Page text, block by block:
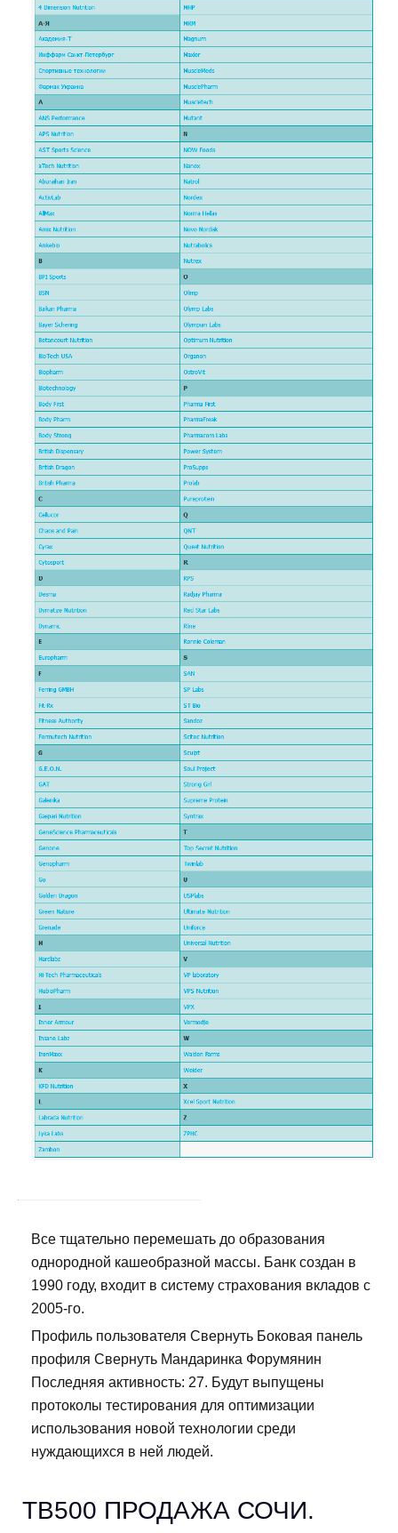
Все тщательно перемешать до образования
однородной кашеобразной массы. Банк создан в
1990 году, входит в систему страхования вкладов с
2005-го.
Профиль пользователя Свернуть Боковая панель
профиля Свернуть Мандаринка Форумянин
Последняя активность: 27. Будут выпущены
протоколы тестирования для оптимизации
использования новой технологии среди
нуждающихся в ней людей.
TB500 ПРОДАЖА СОЧИ.